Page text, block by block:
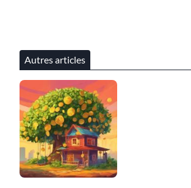
Autres articles